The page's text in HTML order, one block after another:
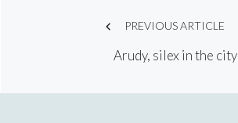
navigation
PREVIOUS ARTICLE
Arudy, silex in the city